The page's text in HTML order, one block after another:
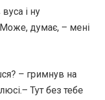
і ну
думає, – мені
– гримнув на
Тут без тебе